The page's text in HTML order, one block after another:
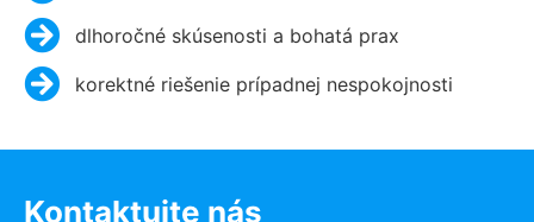
dlhoročné skúsenosti a bohatá prax
korektné riešenie prípadnej nespokojnosti
Kontaktujte nás